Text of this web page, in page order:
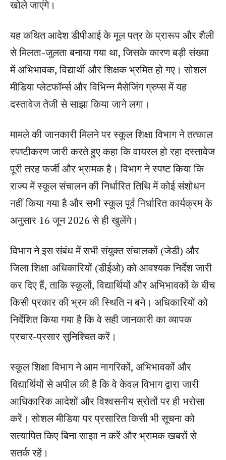
खोले जाएंगे।
यह कथित आदेश डीपीआई के मूल पत्र के प्रारूप और शैली
से मिलता-जुलता बनाया गया था, जिसके कारण बड़ी संख्या
में अभिभावक, विद्यार्थी और शिक्षक भ्रमित हो गए। सोशल
मीडिया प्लेटफॉर्म्स और विभिन्न मैसेजिंग ग्रुप्स में यह
दस्तावेज तेजी से साझा किया जाने लगा।
मामले की जानकारी मिलने पर स्कूल शिक्षा विभाग ने तत्काल
स्पष्टीकरण जारी करते हुए कहा कि वायरल हो रहा दस्तावेज
पूरी तरह फर्जी और भ्रामक है। विभाग ने स्पष्ट किया कि
राज्य में स्कूल संचालन की निर्धारित तिथि में कोई संशोधन
नहीं किया गया है और सभी स्कूल पूर्व निर्धारित कार्यक्रम के
अनुसार 16 जून 2026 से ही खुलेंगे।
विभाग ने इस संबंध में सभी संयुक्त संचालकों (जेडी) और
जिला शिक्षा अधिकारियों (डीईओ) को आवश्यक निर्देश जारी
कर दिए हैं, ताकि स्कूलों, विद्यार्थियों और अभिभावकों के बीच
किसी प्रकार की भ्रम की स्थिति न बने। अधिकारियों को
निर्देशित किया गया है कि वे सही जानकारी का व्यापक
प्रचार-प्रसार सुनिश्चित करें।
स्कूल शिक्षा विभाग ने आम नागरिकों, अभिभावकों और
विद्यार्थियों से अपील की है कि वे केवल विभाग द्वारा जारी
आधिकारिक आदेशों और विश्वसनीय स्रोतों पर ही भरोसा
करें। सोशल मीडिया पर प्रसारित किसी भी सूचना को
सत्यापित किए बिना साझा न करें और भ्रामक खबरों से
सतर्क रहें।